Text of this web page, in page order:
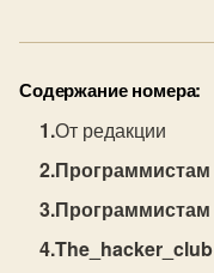
Содержание номера:
От редакции
Программистам
Программистам
The_hacker_club